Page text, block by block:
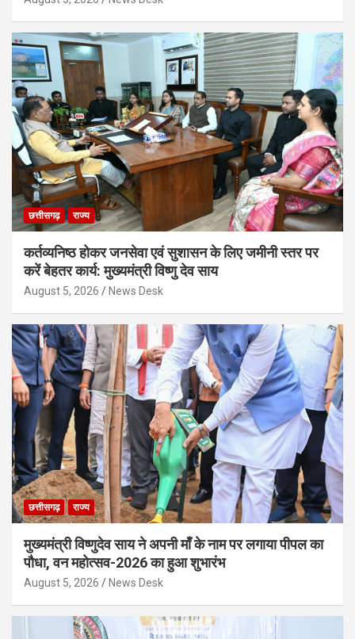
छत्तीसगढ़ राज्य
कर्तव्यनिष्ठ होकर जनसेवा एवं सुशासन के लिए जमीनी स्तर पर
करें बेहतर कार्य: मुख्यमंत्री विष्णु देव साय
August 5, 2026 News Desk
छत्तीसगढ़ राज्य
मुख्यमंत्री विष्णुदेव साय ने अपनी माँ के नाम पर लगाया पीपल का
पौधा, वन महोत्सव-2026 का हुआ शुभारंभ
August 5, 2026 News Desk